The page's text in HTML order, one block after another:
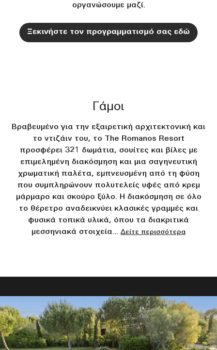
οργανώσουμε μαζί.
Ξεκινήστε τον προγραμματισμό σας εδώ
Γάμοι
Βραβευμένο για την εξαιρετική αρχιτεκτονική και
το ντιζάιν του, το The Romanos Resort
προσφέρει 321 δωμάτια, σουίτες και βίλες με
επιμελημένη διακόσμηση και μια σαγηνευτική
χρωματική παλέτα, εμπνευσμένη από τη φύση
που συμπληρώνουν πολυτελείς υφές από κρεμ
μάρμαρο και σκούρο ξύλο. Η διακόσμηση σε όλο
το θέρετρο αναδεικνύει κλασικές γραμμές και
φυσικά τοπικά υλικά, όπου τα διακριτικά
μεσσηνιακά στοιχεία... Δείτε περισσότερα